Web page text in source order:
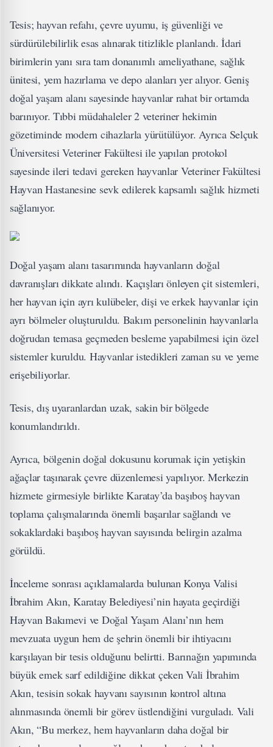
Tesis; hayvan refahı, çevre uyumu, iş güvenliği ve
sürdürülebilirlik esas alınarak titizlikle planlandı. İdari
birimlerin yanı sıra tam donanımlı ameliyathane, sağlık
ünitesi, yem hazırlama ve depo alanları yer alıyor. Geniş
doğal yaşam alanı sayesinde hayvanlar rahat bir ortamda
barınıyor. Tıbbi müdahaleler 2 veteriner hekimin
gözetiminde modern cihazlarla yürütülüyor. Ayrıca Selçuk
Üniversitesi Veteriner Fakültesi ile yapılan protokol
sayesinde ileri tedavi gereken hayvanlar Veteriner Fakültesi
Hayvan Hastanesine sevk edilerek kapsamlı sağlık hizmeti
sağlanıyor.
Doğal yaşam alanı tasarımında hayvanların doğal
davranışları dikkate alındı. Kaçışları önleyen çit sistemleri,
her hayvan için ayrı kulübeler, dişi ve erkek hayvanlar için
ayrı bölmeler oluşturuldu. Bakım personelinin hayvanlarla
doğrudan temasa geçmeden besleme yapabilmesi için özel
sistemler kuruldu. Hayvanlar istedikleri zaman su ve yeme
erişebiliyorlar.
Tesis, dış uyaranlardan uzak, sakin bir bölgede
konumlandırıldı.
Ayrıca, bölgenin doğal dokusunu korumak için yetişkin
ağaçlar taşınarak çevre düzenlemesi yapılıyor. Merkezin
hizmete girmesiyle birlikte Karatay’da başıboş hayvan
toplama çalışmalarında önemli başarılar sağlandı ve
sokaklardaki başıboş hayvan sayısında belirgin azalma
görüldü.
İnceleme sonrası açıklamalarda bulunan Konya Valisi
İbrahim Akın, Karatay Belediyesi’nin hayata geçirdiği
Hayvan Bakımevi ve Doğal Yaşam Alanı’nın hem
mevzuata uygun hem de şehrin önemli bir ihtiyacını
karşılayan bir tesis olduğunu belirtti. Barınağın yapımında
büyük emek sarf edildiğine dikkat çeken Vali İbrahim
Akın, tesisin sokak hayvanı sayısının kontrol altına
alınmasında önemli bir görev üstlendiğini vurguladı. Vali
Akın, “Bu merkez, hem hayvanların daha doğal bir